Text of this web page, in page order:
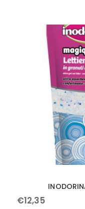
€12,35